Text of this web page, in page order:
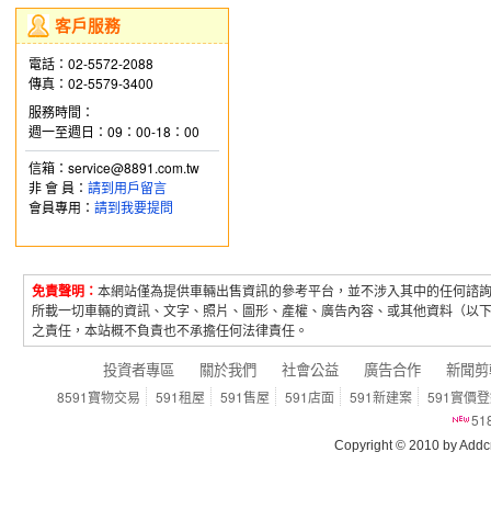
客戶服務
電話：02-5572-2088
傳真：02-5579-3400
服務時間：
週一至週日：09：00-18：00
信箱：service@8891.com.tw
非 會 員： 請到用戶留言
會員專用： 請到我要提問
免責聲明： 本網站僅為提供車輛出售資訊的參考平台，並不涉入其中的任何
所載一切車輛的資訊、文字、照片、圖形、產權、廣告內容、或其他資料（
之責任，本站概不負責也不承擔任何法律責任。
投資者專區 關於我們 社會公益 廣告合作 新聞
8591寶物交易 591租屋 591售屋 591店面 591新建案
591實價
Copyright © 2010 by